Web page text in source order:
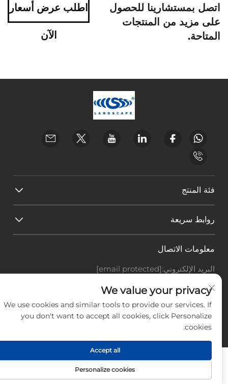
اتصل بمستشارينا للحصول
على مزيد من المنتجات
المتاحة.
اطلب عرض أسعار
الآن
فئة المنتج
روابط سريعة
معلومات الاتصال
البريد الإلكتروني:[email protected]
هاتف:
Office add : غرفة 414، رقم 125، طريق هوانغيوان، منطقة
باييون، مدينة قوانغتشو، مقاطعة قوانغدونغ
حقوق النشر © شركة قوانغتشو لاندسكيب للتكنولوجيا
المحدودة، جميع الحقوق محفوظة. -
We value your privacy
We use cookies and similar tools to provide our services. If
you don't want to accept all cookies, click Personalize
cookies.
Personalize cookies
Accept all